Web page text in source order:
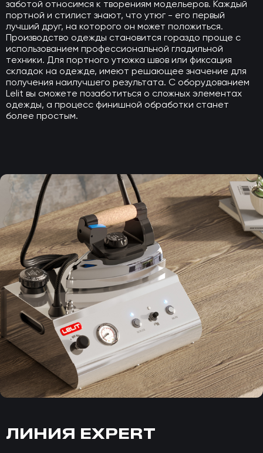
заботой относимся к творениям модельеров. Каждый
портной и стилист знают, что утюг - его первый
лучший друг, на которого он может положиться.
Производство одежды становится гораздо проще с
использованием профессиональной гладильной
техники. Для портного утюжка швов или фиксация
складок на одежде, имеют решающее значение для
получения наилучшего результата. С оборудованием
Lelit вы сможете позаботиться о сложных элементах
одежды, а процесс финишной обработки станет
более простым.
ЛИНИЯ EXPERT